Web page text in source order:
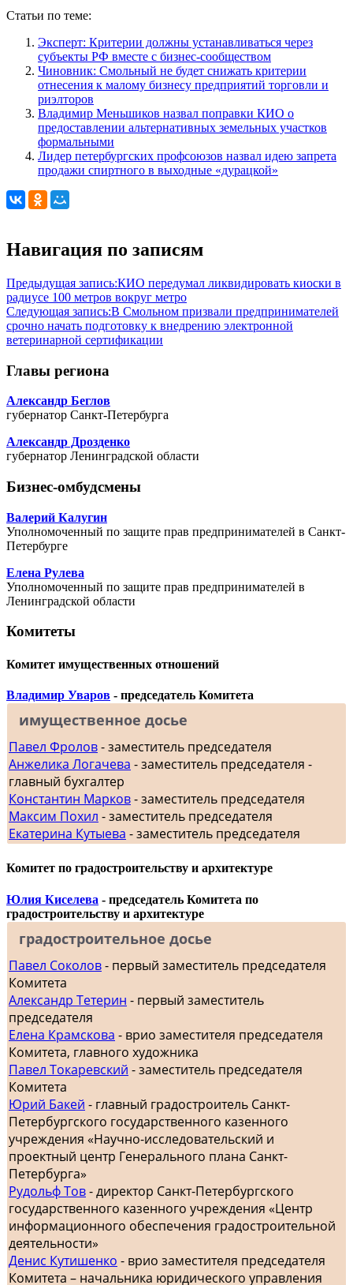
Статьи по теме:
Эксперт: Критерии должны устанавливаться через
субъекты РФ вместе с бизнес-сообществом
Чиновник: Смольный не будет снижать критерии
отнесения к малому бизнесу предприятий торговли и
риэлторов
Владимир Меньшиков назвал поправки КИО о
предоставлении альтернативных земельных участков
формальными
Лидер петербургских профсоюзов назвал идею запрета
продажи спиртного в выходные «дурацкой»
Навигация по записям
Предыдущая запись:КИО передумал ликвидировать киоски в
радиусе 100 метров вокруг метро
Следующая запись:В Смольном призвали предпринимателей
срочно начать подготовку к внедрению электронной
ветеринарной сертификации
Главы региона
Александр Беглов
губернатор Санкт-Петербурга
Александр Дрозденко
губернатор Ленинградской области
Бизнес-омбудсмены
Валерий Калугин
Уполномоченный по защите прав предпринимателей в Санкт-
Петербурге
Елена Рулева
Уполномоченный по защите прав предпринимателей в
Ленинградской области
Комитеты
Комитет имущественных отношений
Владимир Уваров - председатель Комитета
имущественное досье
Павел Фролов- заместитель председателя
Анжелика Логачева - заместитель председателя -
главный бухгалтер
Константин Марков- заместитель председателя
Максим Похил - заместитель председателя
Екатерина Кутыева - заместитель председателя
Комитет по градостроительству и архитектуре
Юлия Киселева - председатель Комитета по
градостроительству и архитектуре
градостроительное досье
Павел Соколов- первый заместитель председателя
Комитета
Александр Тетерин - первый заместитель
председателя
Елена Крамскова - врио заместителя председателя
Комитета, главного художника
Павел Токаревский - заместитель председателя
Комитета
Юрий Бакей - главный градостроитель Санкт-
Петербургского государственного казенного
учреждения «Научно-исследовательский и
проектный центр Генерального плана Санкт-
Петербурга»
Рудольф Тов- директор Санкт-Петербургского
государственного казенного учреждения «Центр
информационного обеспечения градостроительной
деятельности»
Денис Кутишенко - врио заместителя председателя
Комитета – начальника юридического управления